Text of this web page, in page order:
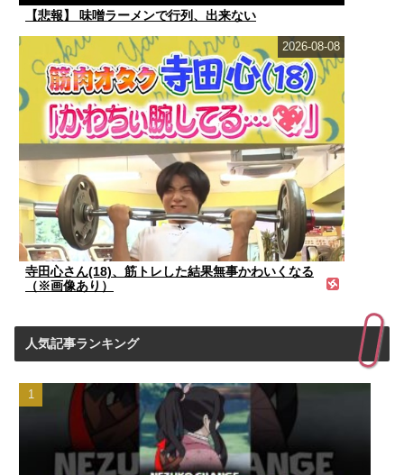
【悲報】 味噌ラーメンで行列、出来ない
寺田心さん(18)、筋トレした結果無事かわいくなる
（※画像あり）
2026-08-08
人気記事ランキング